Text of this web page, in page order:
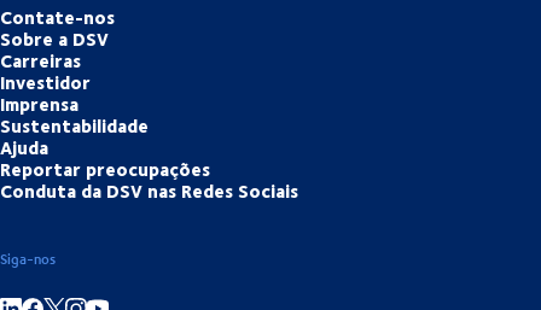
Contate-nos
Sobre a DSV
Carreiras
Investidor
Imprensa
Sustentabilidade
Ajuda
Reportar preocupações
Conduta da DSV nas Redes Sociais
Siga-nos